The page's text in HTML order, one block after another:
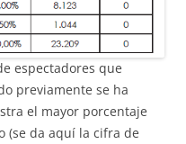
espectadores que
previamente se ha
el mayor porcentaje
(se da aquí la cifra de